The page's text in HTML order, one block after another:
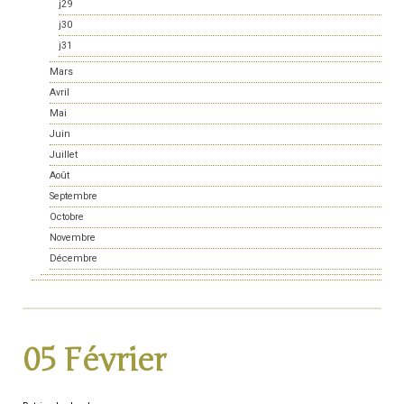
j29
j30
j31
Mars
Avril
Mai
Juin
Juillet
Août
Septembre
Octobre
Novembre
Décembre
05 Février